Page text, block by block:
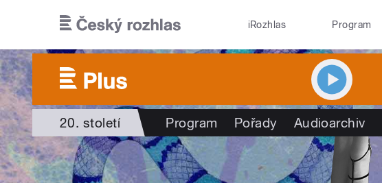
iRozhlas Program
20. století Program Pořady Audioarchiv